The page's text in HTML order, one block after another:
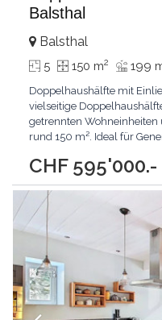
Balsthal
CHF 595'000.-
Balsthal
5 150 m2 199
Doppelhaushälfte mit
vielseitige
getrennten Wohneinheiten
rund 150 m². Ideal für
Zimmer, ca. 103 m²Das
lichtdurchflutetes